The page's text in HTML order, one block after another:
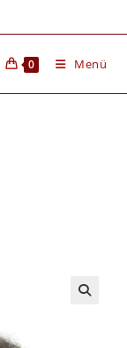
0 Menü